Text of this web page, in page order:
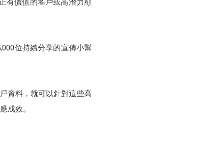
位持續分享的宣傳小幫
資料，就可以針對這些高
成效。